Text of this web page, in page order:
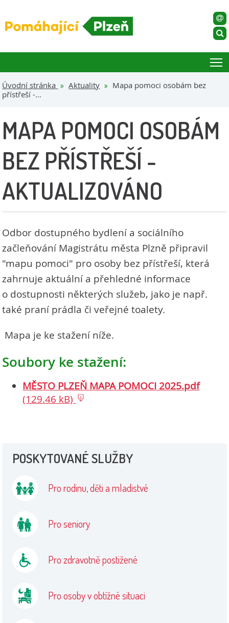
Úvodní stránka Aktuality
Mapa pomoci osobám bez
přístřeší -…
MAPA POMOCI OSOBÁM
BEZ PŘÍSTŘEŠÍ -
AKTUALIZOVÁNO
Odbor dostupného bydlení a sociálního
začleňování Magistrátu města Plzně připravil
"mapu pomoci" pro osoby bez přístřeší, která
zahrnuje aktuální a přehledné informace
o dostupnosti některých služeb, jako je např.
také praní prádla či veřejné toalety.
Mapa je ke stažení níže.
Soubory ke stažení:
MĚSTO PLZEŇ MAPA POMOCI 2025.pdf
(129.46 kB)
POSKYTOVANÉ SLUŽBY
Pro rodinu, děti a mladistvé
Pro seniory
Pro zdravotně postižené
Pro osoby v obtížné situaci